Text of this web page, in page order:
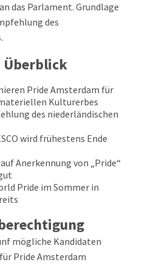
das Parlament. Grundlage
des
Überblick
Pride Amsterdam für
Kulturerbes
des niederländischen
wird frühestens Ende
Anerkennung von „Pride“
Pride im Sommer in
mögliche Kandidaten
Pride Amsterdam